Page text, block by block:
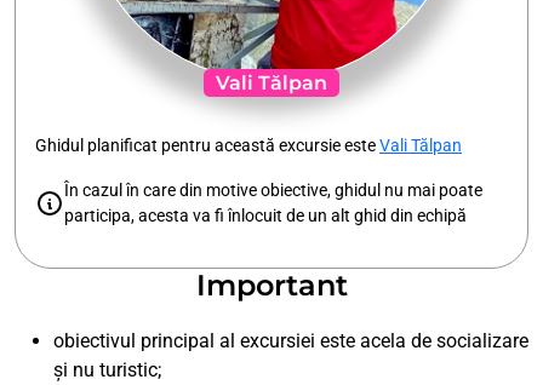
Vali Tălpan
Ghidul planificat pentru această excursie esteVali Tălpan
În cazul în care din motive obiective, ghidul nu mai poate
participa, acesta va fi înlocuit de un alt ghid din echipă
Important
obiectivul principal al excursiei este acela de socializare
și nu turistic;